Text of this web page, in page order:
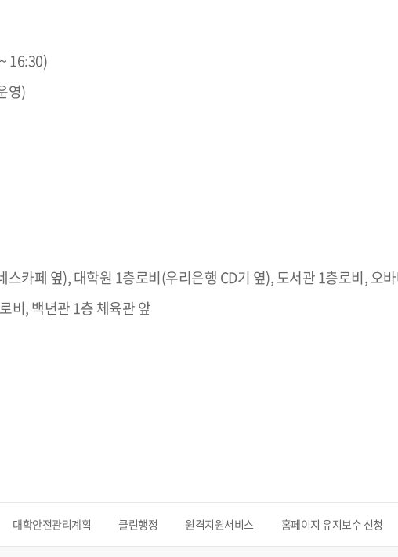
16:30)
영)
카페 옆), 대학원 1층로비(우리은행 CD기 옆), 도서관 1층로비, 오
비, 백년관 1층 체육관 앞
대학안전관리계획 클린행정 원격지원서비스 홈페이지 유지보수 신청